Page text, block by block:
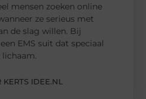
mensen zoeken online
ze serieus met
de slag willen. Bij
EMS suit dat speciaal
IDEE.NL